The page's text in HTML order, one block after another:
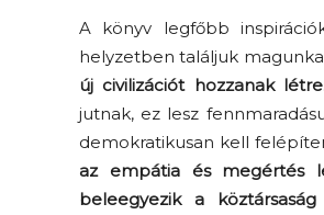
A könyv legfőbb
helyzetben találjuk
új civilizációt hozzanak létre
jutnak, ez lesz
demokratikusan kell
az empátia és megértés
beleegyezik a